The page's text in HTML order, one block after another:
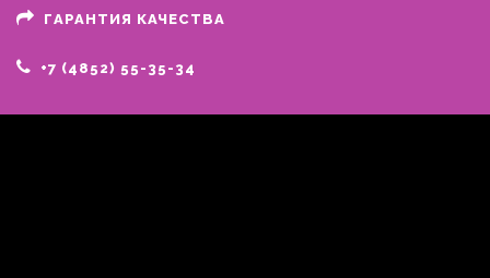
ГАРАНТИЯ КАЧЕСТВА
+7 (4852) 55-35-34